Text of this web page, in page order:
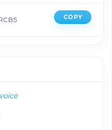
COPY